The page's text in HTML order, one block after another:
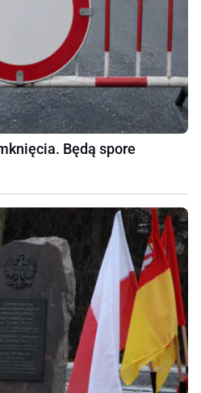
Będą spore